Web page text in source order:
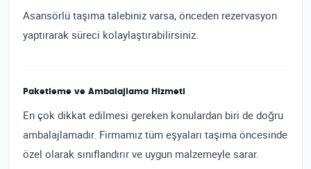
Asansörlü taşıma talebiniz varsa, önceden rezervasyon
yaptırarak süreci kolaylaştırabilirsiniz.
Paketleme ve Ambalajlama Hizmeti
En çok dikkat edilmesi gereken konulardan biri de doğru
ambalajlamadır. Firmamız tüm eşyaları taşıma öncesinde
özel olarak sınıflandırır ve uygun malzemeyle sarar.